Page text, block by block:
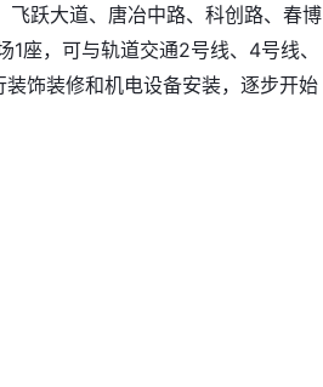
跃大道、唐冶中路、科创路、春博
座，可与轨道交通2号线、4号线、
饰装修和机电设备安装，逐步开始